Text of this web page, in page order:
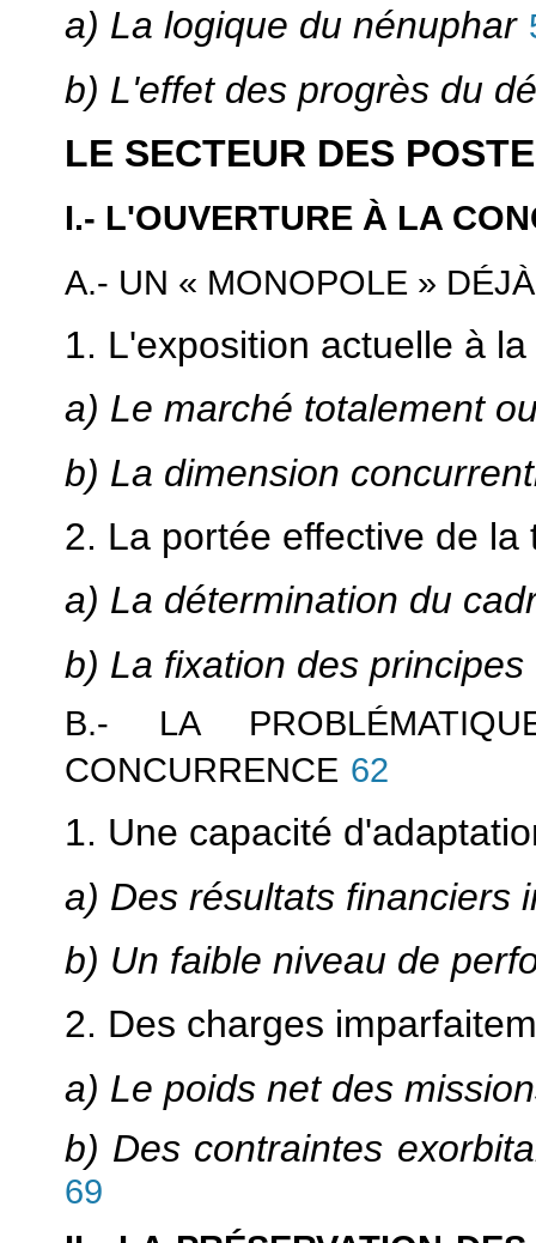
a) La logique du nénuphar
b) L'effet des progrès du
LE SECTEUR DES
I.- L'OUVERTURE À LA
A.- UN « MONOPOLE »
1. L'exposition actuelle à
a) Le marché totalement
b) La dimension
2. La portée effective de
a) La détermination du
b) La fixation des
B.- LA
CONCURRENCE 62
1. Une capacité
a) Des résultats financiers
b) Un faible niveau de
2. Des charges
a) Le poids net des
b) Des contraintes
69